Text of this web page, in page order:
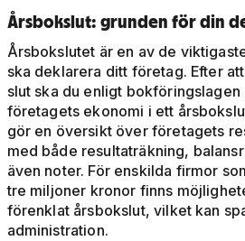
Årsbokslut: grunden för din
Årsbokslutet är en av de
ska deklarera ditt företag. Efter
slut ska du enligt bokföringslagen
företagets ekonomi i ett
gör en översikt över företagets
med både resultaträkning,
även noter. För enskilda firmor
tre miljoner kronor finns
förenklat årsbokslut, vilket kan
administration.